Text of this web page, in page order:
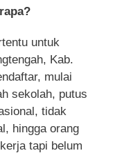
untuk
Kab.
mulai
sekolah, putus
tidak
hingga orang
tapi belum